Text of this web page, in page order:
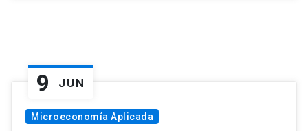
9 JUN
Microeconomía Aplicada